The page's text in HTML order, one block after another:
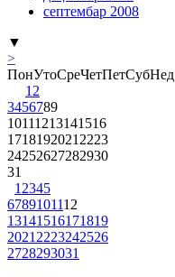
септембар 2008
▼
>
ПонУтоСреЧетПетСубНед
12
3456789
10111213141516
17181920212223
24252627282930
31
12345
6789101112
13141516171819
20212223242526
2728293031